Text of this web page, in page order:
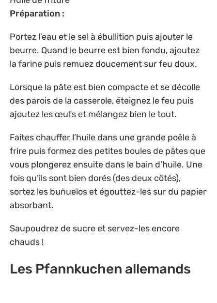
Préparation :
Portez l’eau et le sel à ébullition puis ajouter le
beurre. Quand le beurre est bien fondu, ajoutez
la farine puis remuez doucement sur feu doux.
Lorsque la pâte est bien compacte et se décolle
des parois de la casserole, éteignez le feu puis
ajoutez les œufs et mélangez bien le tout.
Faites chauffer l’huile dans une grande poêle à
frire puis formez des petites boules de pâtes que
vous plongerez ensuite dans le bain d’huile. Une
fois qu’ils sont bien dorés (des deux côtés),
sortez les buñuelos et égouttez-les sur du papier
absorbant.
Saupoudrez de sucre et servez-les encore
chauds !
Les Pfannkuchen allemands